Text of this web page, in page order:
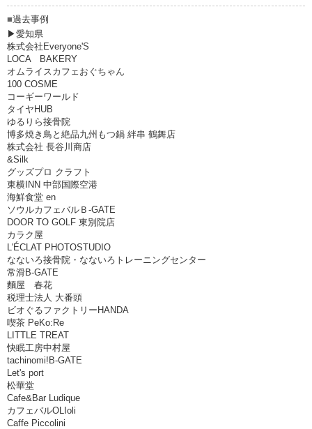
■過去事例
▶愛知県
株式会社Everyone'S
LOCA BAKERY
オムライスカフェおぐちゃん
100 COSME
コーギーワールド
タイヤHUB
ゆるりら接骨院
博多焼き鳥と絶品九州もつ鍋 絆串 鶴舞店
株式会社 長谷川商店
&Silk
グッズプロ クラフト
東横INN 中部国際空港
海鮮食堂 en
ソウルカフェバルＢ-GATE
DOOR TO GOLF 東別院店
カラク屋
L'ÉCLAT PHOTOSTUDIO
なないろ接骨院・なないろトレーニングセンター
常滑B-GATE
麵屋 春花
税理士法人 大番頭
ビオぐるファクトリーHANDA
喫茶 PeKo:Re
LITTLE TREAT
快眠工房中村屋
tachinomi!B-GATE
Let's port
松華堂
Cafe&Bar Ludique
カフェバルOLIoli
Caffe Piccolini